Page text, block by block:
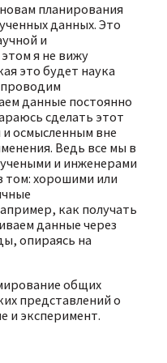
планирования
данных. Это
и
я не вижу
это будет наука
данные постоянно
сделать этот
осмысленным вне
Ведь все мы в
и инженерами
том: хорошими или
как получать
данные через
опираясь на
общих
представлений о
и эксперимент.